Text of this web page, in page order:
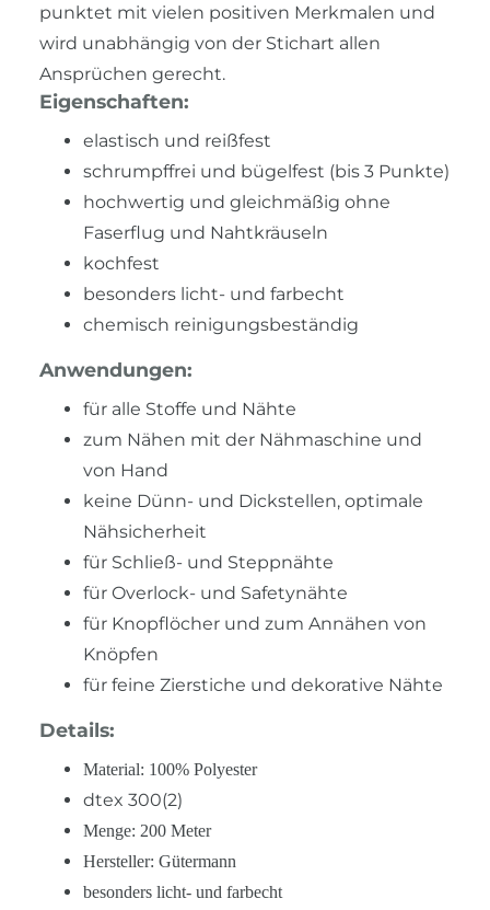
punktet mit vielen positiven Merkmalen und
wird unabhängig von der Stichart allen
Ansprüchen gerecht.
Eigenschaften:
elastisch und reißfest
schrumpffrei und bügelfest (bis 3 Punkte)
hochwertig und gleichmäßig ohne
Faserflug und Nahtkräuseln
kochfest
besonders licht- und farbecht
chemisch reinigungsbeständig
Anwendungen:
für alle Stoffe und Nähte
zum Nähen mit der Nähmaschine und
von Hand
keine Dünn- und Dickstellen, optimale
Nähsicherheit
für Schließ- und Steppnähte
für Overlock- und Safetynähte
für Knopflöcher und zum Annähen von
Knöpfen
für feine Zierstiche und dekorative Nähte
Details:
Material: 100% Polyester
dtex 300(2)
Menge: 200 Meter
Hersteller: Gütermann
besonders licht- und farbecht